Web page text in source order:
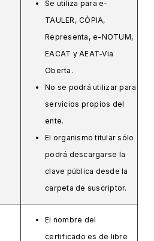
Se utiliza para e-
TAULER, CÒPIA,
Representa, e-NOTUM,
EACAT y AEAT-Via
Oberta.
No se podrá utilizar para
servicios propios del
ente.
El organismo titular sólo
podrá descargarse la
clave pública desde la
carpeta de suscriptor.
El nombre del
certificado es de libre